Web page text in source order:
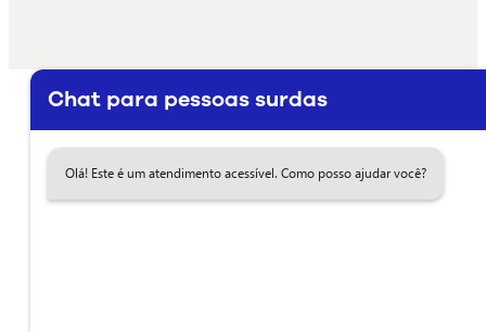
Chat para pessoas surdas
Olá! Este é um atendimento acessível. Como posso ajudar você?